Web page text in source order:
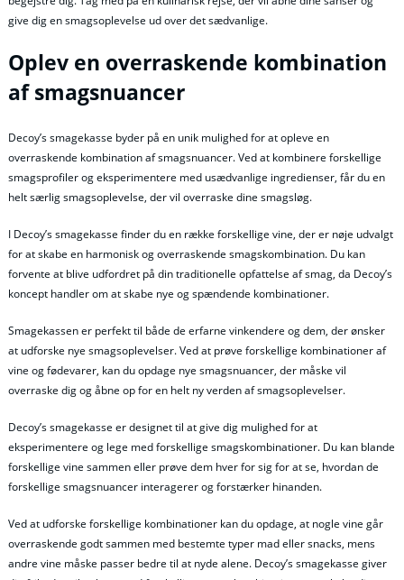
give dig en smagsoplevelse ud over det sædvanlige.
Oplev en overraskende kombination
af smagsnuancer
Decoy’s smagekasse byder på en unik mulighed for at opleve en
overraskende kombination af smagsnuancer. Ved at kombinere forskellige
smagsprofiler og eksperimentere med usædvanlige ingredienser, får du en
helt særlig smagsoplevelse, der vil overraske dine smagsløg.
I Decoy’s smagekasse finder du en række forskellige vine, der er nøje udvalgt
for at skabe en harmonisk og overraskende smagskombination. Du kan
forvente at blive udfordret på din traditionelle opfattelse af smag, da Decoy’s
koncept handler om at skabe nye og spændende kombinationer.
Smagekassen er perfekt til både de erfarne vinkendere og dem, der ønsker
at udforske nye smagsoplevelser. Ved at prøve forskellige kombinationer af
vine og fødevarer, kan du opdage nye smagsnuancer, der måske vil
overraske dig og åbne op for en helt ny verden af smagsoplevelser.
Decoy’s smagekasse er designet til at give dig mulighed for at
eksperimentere og lege med forskellige smagskombinationer. Du kan blande
forskellige vine sammen eller prøve dem hver for sig for at se, hvordan de
forskellige smagsnuancer interagerer og forstærker hinanden.
Ved at udforske forskellige kombinationer kan du opdage, at nogle vine går
overraskende godt sammen med bestemte typer mad eller snacks, mens
andre vine måske passer bedre til at nyde alene. Decoy’s smagekasse giver